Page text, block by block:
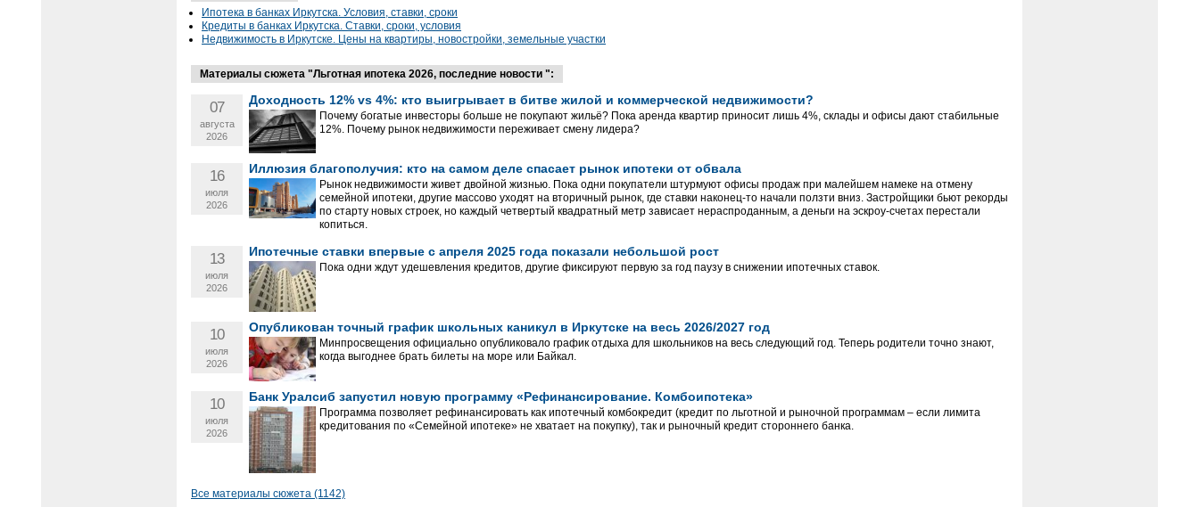
Ипотека в банках Иркутска. Условия, ставки, сроки
Кредиты в банках Иркутска. Ставки, сроки, условия
Недвижимость в Иркутске. Цены на квартиры, новостройки, земельные участки
Материалы сюжета "Льготная ипотека 2026, последние новости ":
07
августа
2026
Доходность 12% vs 4%: кто выигрывает в битве жилой и коммерческой недвижимости?
Почему богатые инвесторы больше не покупают жильё? Пока аренда квартир приносит лишь 4%, склады и офисы дают стабильные
12%. Почему рынок недвижимости переживает смену лидера?
16
июля
2026
Иллюзия благополучия: кто на самом деле спасает рынок ипотеки от обвала
Рынок недвижимости живет двойной жизнью. Пока одни покупатели штурмуют офисы продаж при малейшем намеке на отмену
семейной ипотеки, другие массово уходят на вторичный рынок, где ставки наконец-то начали ползти вниз. Застройщики бьют рекорды
по старту новых строек, но каждый четвертый квадратный метр зависает нераспроданным, а деньги на эскроу-счетах перестали
копиться.
13
июля
2026
Ипотечные ставки впервые с апреля 2025 года показали небольшой рост
Пока одни ждут удешевления кредитов, другие фиксируют первую за год паузу в снижении ипотечных ставок.
10
июля
2026
Опубликован точный график школьных каникул в Иркутске на весь 2026/2027 год
Минпросвещения официально опубликовало график отдыха для школьников на весь следующий год. Теперь родители точно знают,
когда выгоднее брать билеты на море или Байкал.
10
июля
2026
Банк Уралсиб запустил новую программу «Рефинансирование. Комбоипотека»
Программа позволяет рефинансировать как ипотечный комбокредит (кредит по льготной и рыночной программам – если лимита
кредитования по «Семейной ипотеке» не хватает на покупку), так и рыночный кредит стороннего банка.
Все материалы сюжета (1142)